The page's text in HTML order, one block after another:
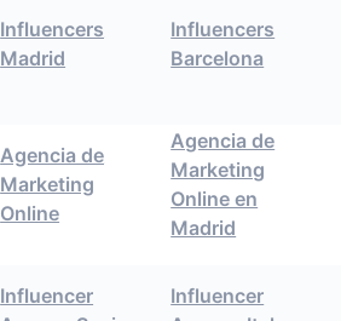
Influencers
Madrid
Influencers
Barcelona
Agencia de
Marketing
Online
Agencia de
Marketing
Online en
Madrid
Influencer
Influencer